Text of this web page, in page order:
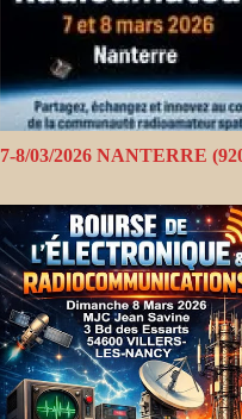
7-8/03/2026 NANTERRE